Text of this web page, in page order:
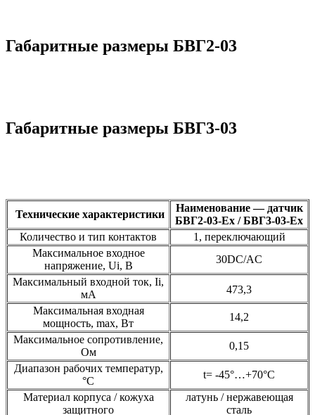
Габаритные размеры БВГ2-03
Габаритные размеры БВГ3-03
Технические характеристики
Наименование — датчик
БВГ2-03-Ех / БВГ3-03-Ех
Количество и тип контактов
1, переключающий
Максимальное входное
напряжение, Ui, В
30DС/AC
Максимальный входной ток, Ii,
мА
473,3
Максимальная входная
мощность, max, Вт
14,2
Максимальное сопротивление,
Ом
0,15
Диапазон рабочих температур,
°С
t= -45°…+70°С
Материал корпуса / кожуха
защитного
латунь / нержавеющая
сталь